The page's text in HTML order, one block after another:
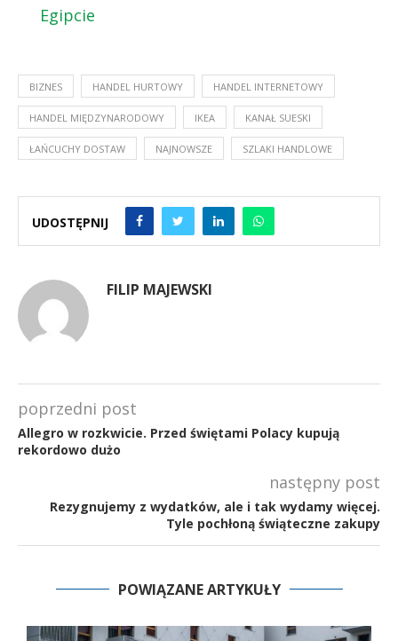
Egipcie
BIZNES HANDEL HURTOWY HANDEL INTERNETOWY
HANDEL MIĘDZYNARODOWY IKEA KANAŁ SUESKI
ŁAŃCUCHY DOSTAW NAJNOWSZE SZLAKI HANDLOWE
UDOSTĘPNIJ
FILIP MAJEWSKI
poprzedni post
Allegro w rozkwicie. Przed świętami Polacy kupują
rekordowo dużo
następny post
Rezygnujemy z wydatków, ale i tak wydamy więcej.
Tyle pochłoną świąteczne zakupy
POWIĄZANE ARTYKUŁY